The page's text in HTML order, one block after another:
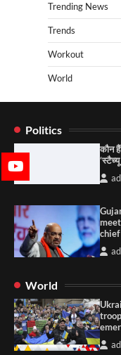
Trending News
Trends
Workout
World
Politics
कौन
chief
World